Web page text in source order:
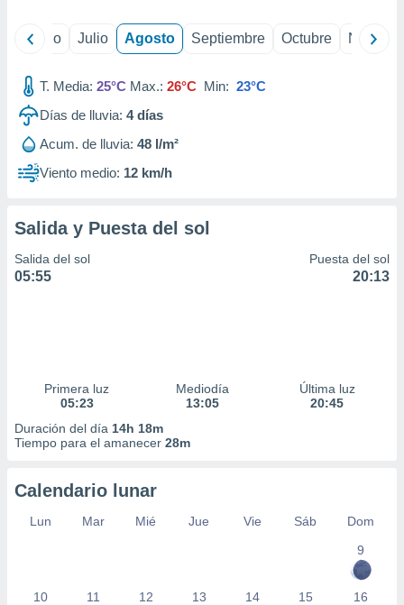
Junio Julio Agosto Septiembre Octubre
T. Media: 25°C Max.: 26°C Min: 23°C
Días de lluvia: 4días
Acum. de lluvia: 48 l/m²
Viento medio: 12 km/h
Salida y Puesta del sol
Salida del sol
05:55
Puesta del sol
20:13
Primera luz
05:23
Mediodía
13:05
Última luz
20:45
Duración del día 14h 18m
Tiempo para el amanecer 28m
Calendario lunar
Lun Mar Mié Jue Vie Sáb
Dom
9
10 11 12 13 14 15 16